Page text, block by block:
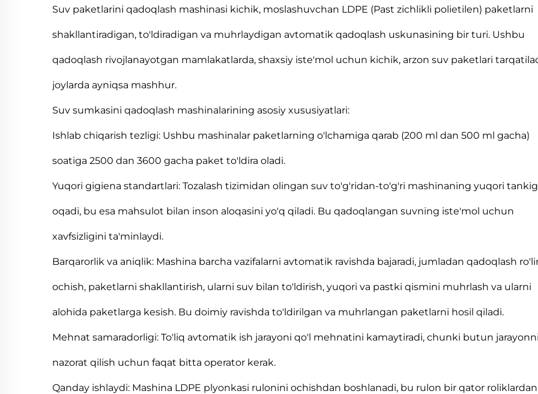
Suv paketlarini qadoqlash mashinasi kichik, moslashuvchan LDPE (Past zichlikli polietilen) paketlarni
shakllantiradigan, to'ldiradigan va muhrlaydigan avtomatik qadoqlash uskunasining bir turi. Ushbu
qadoqlash rivojlanayotgan mamlakatlarda, shaxsiy iste'mol uchun kichik, arzon suv paketlari
joylarda ayniqsa mashhur.
Suv sumkasini qadoqlash mashinalarining asosiy xususiyatlari:
Ishlab chiqarish tezligi: Ushbu mashinalar paketlarning o'lchamiga qarab (200 ml dan 500 ml gacha)
soatiga 2500 dan 3600 gacha paket to'ldira oladi.
Yuqori gigiena standartlari: Tozalash tizimidan olingan suv to'g'ridan-to'g'ri mashinaning yuqori
oqadi, bu esa mahsulot bilan inson aloqasini yo'q qiladi. Bu qadoqlangan suvning iste'mol uchun
xavfsizligini ta'minlaydi.
Barqarorlik va aniqlik: Mashina barcha vazifalarni avtomatik ravishda bajaradi, jumladan qadoqlash
ochish, paketlarni shakllantirish, ularni suv bilan to'ldirish, yuqori va pastki qismini muhrlash va ularni
alohida paketlarga kesish. Bu doimiy ravishda to'ldirilgan va muhrlangan paketlarni hosil qiladi.
Mehnat samaradorligi: To'liq avtomatik ish jarayoni qo'l mehnatini kamaytiradi, chunki butun jarayonni
nazorat qilish uchun faqat bitta operator kerak.
Qanday ishlaydi: Mashina LDPE plyonkasi rulonini ochishdan boshlanadi, bu rulon bir qator roliklardan